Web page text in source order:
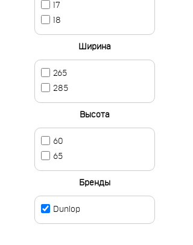
17
18
Ширина
265
285
Высота
60
65
Бренды
Dunlop